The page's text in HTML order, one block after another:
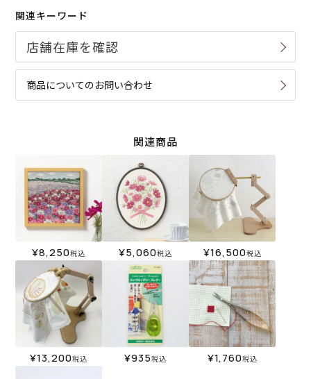
関連キーワード
商品についてのお問い合わせ
関連商品
¥8,250税込 ¥5,060税込 ¥16,500税込
¥13,200税込 ¥935税込 ¥1,760税込